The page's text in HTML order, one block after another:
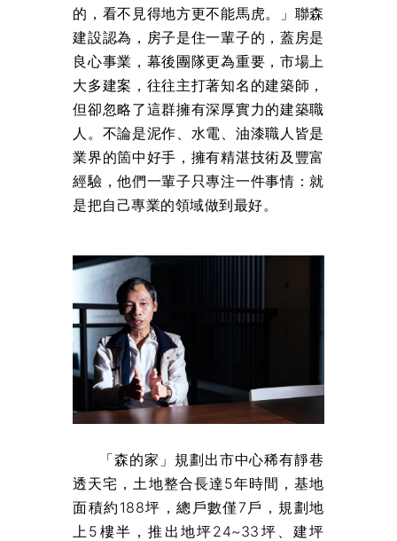
的，看不見得地方更不能馬虎。」聯森
建設認為，房子是住一輩子的，蓋房是
良心事業，幕後團隊更為重要，市場上
大多建案，往往主打著知名的建築師，
但卻忽略了這群擁有深厚實力的建築職
人。不論是泥作、水電、油漆職人皆是
業界的箇中好手，擁有精湛技術及豐富
經驗，他們一輩子只專注一件事情：就
是把自己專業的領域做到最好。
「森的家」規劃出市中心稀有靜巷
透天宅，土地整合長達5年時間，基地
面積約188坪，總戶數僅7戶，規劃地
上5樓半，推出地坪24~33坪、建坪